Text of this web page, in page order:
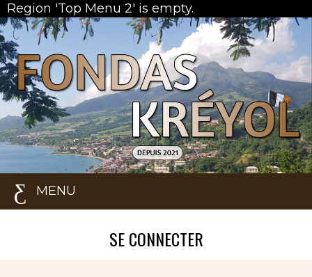
Region 'Top Menu 2' is empty.
MENU
SE CONNECTER